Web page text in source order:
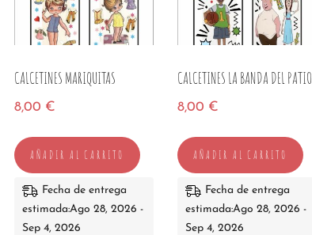
CALCETINES MARIQUITAS
8,00 €
AÑADIR AL CARRITO
Fecha de entrega
estimada:Ago 28, 2026 -
Sep 4, 2026
CALCETINES LA BANDA DEL PATIO
8,00 €
AÑADIR AL CARRITO
Fecha de entrega
estimada:Ago 28, 2026 -
Sep 4, 2026